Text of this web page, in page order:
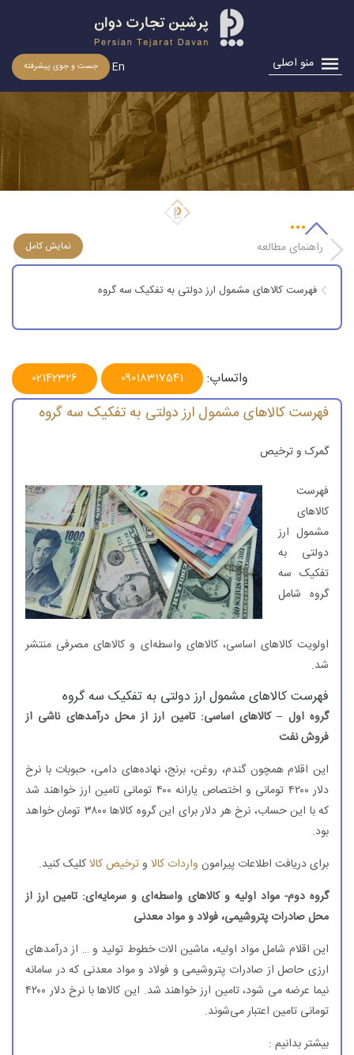
منو اصلی جست و جوی پیشرفته En
فهرست کالاهای مشمول ارز دولتی به تفکیک سه گروه
راهنمای مطالعه
فهرست کالاهای مشمول ارز دولتی به تفکیک سه گروه
واتساپ: 09018317541
02142326
فهرست کالاهای مشمول ارز دولتی به تفکیک سه گروه
گمرک و ترخیص
فهرست
کالاهای
مشمول ارز
دولتی به
تفکیک سه
گروه شامل
اولویت کالاهای اساسی، کالاهای واسطه‌ای و کالاهای مصرفی منتشر
شد.
فهرست کالاهای مشمول ارز دولتی به تفکیک سه گروه
گروه اول – کالاهای اساسی: تامین ارز از محل درآمدهای ناشی از
فروش نفت
این اقلام همچون گندم، روغن، برنج، نهاده‌های دامی، حبوبات با نرخ
دلار ۴۲۰۰ تومانی و اختصاص یارانه ۴۰۰ تومانی تامین ارز خواهند شد
که با این حساب، نرخ هر دلار برای این گروه کالاها ۳۸۰۰ تومان خواهد
بود.
برای دریافت اطلاعات پیرامون واردات کالا وترخیص کالاکلیک کنید.
گروه دوم- مواد اولیه و کالاهای واسطه‌ای و سرمایه‌ای: تامین ارز از
محل صادرات پتروشیمی، فولاد و مواد معدنی
این اقلام شامل مواد اولیه، ماشین الات خطوط تولید و … از درآمدهای
ارزی حاصل از صادرات پتروشیمی و فولاد و مواد معدنی که در سامانه
نیما عرضه می شود، تامین ارز خواهند شد. این کالاها با نرخ دلار ۴۲۰۰
تومانی تامین اعتبار می‌شوند.
بیشتر بدانیم :